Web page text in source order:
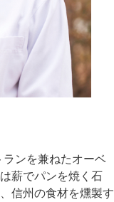
ンを兼ねたオーベ
薪でパンを焼く石
信州の食材を燻製す